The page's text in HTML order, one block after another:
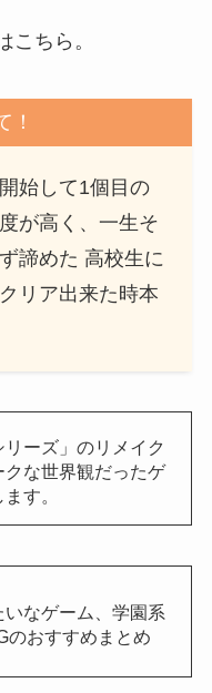
こちら。
！
始して1個目の
が高く、一生そ
諦めた 高校生に
リア出来た時本
リーズ」のリメイク
な世界観だったゲ
す。
なゲーム、学園系
のおすすめまとめ